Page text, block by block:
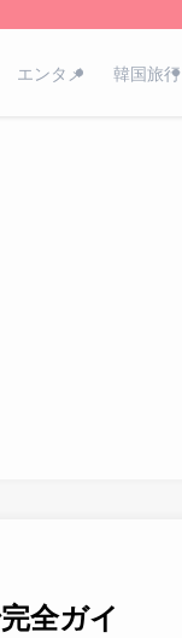
エンタメ 韓国旅行
全ガイ